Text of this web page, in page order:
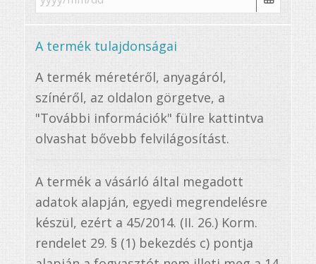
A termék tulajdonságai
A termék méretéről, anyagáról,
színéről, az oldalon görgetve, a
"További információk" fülre kattintva
olvashat bővebb felvilágosítást.
A termék a vásárló által megadott
adatok alapján, egyedi megrendelésre
készül, ezért a 45/2014. (II. 26.) Korm.
rendelet 29. § (1) bekezdés c) pontja